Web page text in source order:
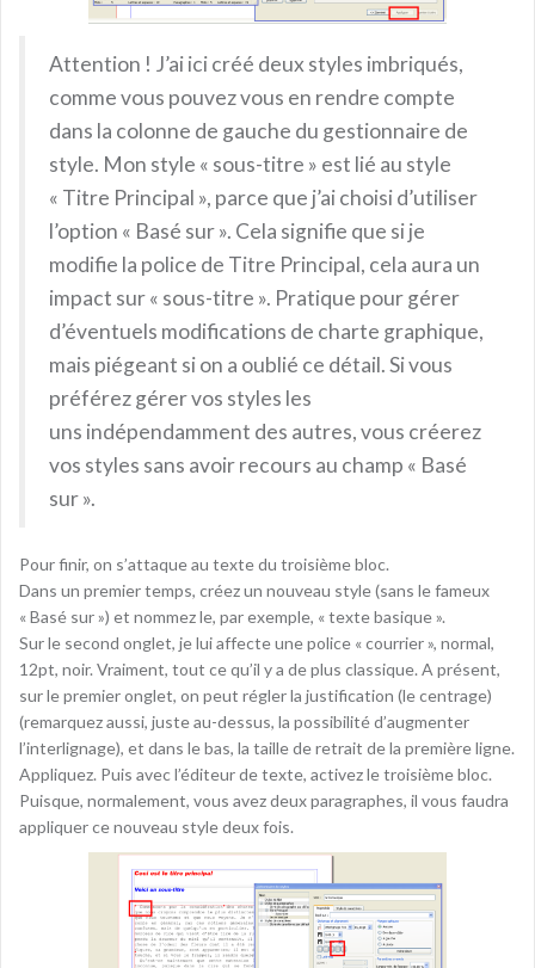
Attention ! J’ai ici créé deux styles imbriqués,
comme vous pouvez vous en rendre compte
dans la colonne de gauche du gestionnaire de
style. Mon style « sous-titre » est lié au style
« Titre Principal », parce que j’ai choisi d’utiliser
l’option « Basé sur ». Cela signifie que si je
modifie la police de Titre Principal, cela aura un
impact sur « sous-titre ». Pratique pour gérer
d’éventuels modifications de charte graphique,
mais piégeant si on a oublié ce détail. Si vous
préférez gérer vos styles les
uns indépendamment des autres, vous créerez
vos styles sans avoir recours au champ « Basé
sur ».
Pour finir, on s’attaque au texte du troisième bloc.
Dans un premier temps, créez un nouveau style (sans le fameux
« Basé sur ») et nommez le, par exemple, « texte basique ».
Sur le second onglet, je lui affecte une police « courrier », normal,
12pt, noir. Vraiment, tout ce qu’il y a de plus classique. A présent,
sur le premier onglet, on peut régler la justification (le centrage)
(remarquez aussi, juste au-dessus, la possibilité d’augmenter
l’interlignage), et dans le bas, la taille de retrait de la première ligne.
Appliquez. Puis avec l’éditeur de texte, activez le troisième bloc.
Puisque, normalement, vous avez deux paragraphes, il vous faudra
appliquer ce nouveau style deux fois.